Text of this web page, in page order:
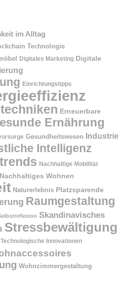
im Alltag
Technologie
Digitales Marketing Digitale
Einrichtungstipps
Erneuerbare
Ernährung
Gesundheitswesen Industrie
Intelligenz
Nachhaltige Mobilität
Nachhaltiges Wohnen
Naturerlebnis Platzsparende
Raumgestaltung
Skandinavisches
Stressbewältigung
Technologische Innovationen
Wohnzimmergestaltung